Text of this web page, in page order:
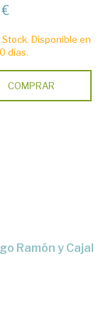
Stock. Disponible en
días.
COMPRAR
Ramón y Cajal